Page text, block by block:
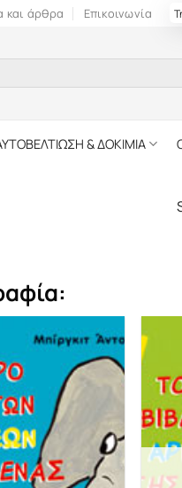
και άρθρα Επικοινωνία
& ΔΟΚΙΜΙΑ